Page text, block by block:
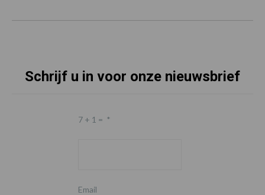
Schrijf u in voor onze nieuwsbrief
7 + 1 = *
Email